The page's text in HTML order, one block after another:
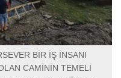
BİR İŞ İNSANI
CAMİNİN TEMELİ